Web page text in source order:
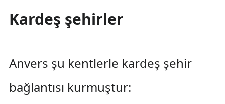
Kardeş şehirler
Anvers şu kentlerle kardeş şehir
bağlantısı kurmuştur: